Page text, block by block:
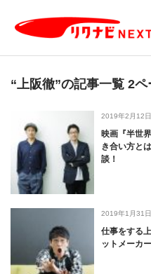
“上阪徹”の記事一覧 2ペ
2019年2月12日
映画『半世
き合い方と
談！
2019年1月31日
仕事をする
ットメーカ